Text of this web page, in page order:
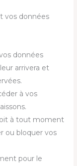
vos données
données
arrivera et
à vos
à tout moment
ou bloquer vos
pour le